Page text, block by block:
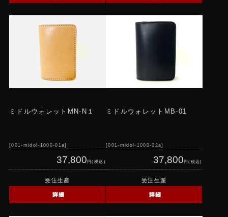
ミドルウォレットMN-N１
001-midol-1000-01a
37,800円(税込)
受注生産
詳細
ミドルウォレットMB-01
001-midol-1000-02a
37,800円(税込)
受注生産
詳細